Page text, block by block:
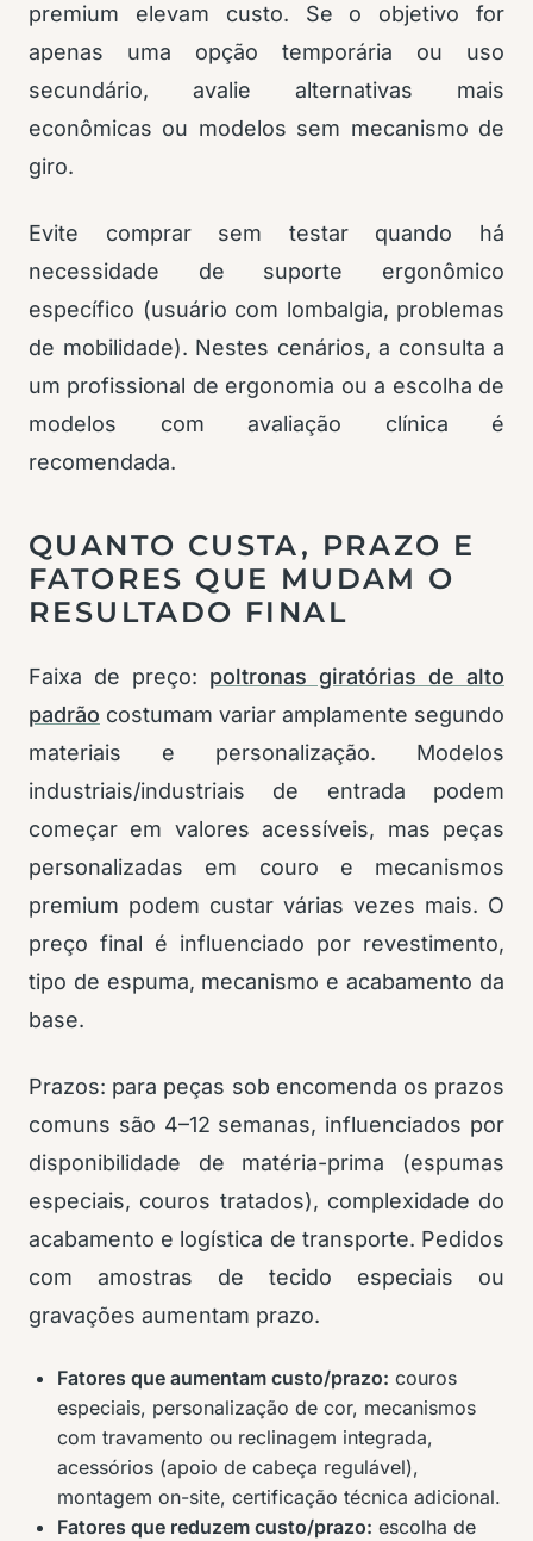
premium elevam custo. Se o objetivo for
apenas uma opção temporária ou uso
secundário, avalie alternativas mais
econômicas ou modelos sem mecanismo de
giro.
Evite comprar sem testar quando há
necessidade de suporte ergonômico
específico (usuário com lombalgia, problemas
de mobilidade). Nestes cenários, a consulta a
um profissional de ergonomia ou a escolha de
modelos com avaliação clínica é
recomendada.
QUANTO CUSTA, PRAZO E
FATORES QUE MUDAM O
RESULTADO FINAL
Faixa de preço: poltronas giratórias de alto
padrão costumam variar amplamente segundo
materiais e personalização. Modelos
industriais/industriais de entrada podem
começar em valores acessíveis, mas peças
personalizadas em couro e mecanismos
premium podem custar várias vezes mais. O
preço final é influenciado por revestimento,
tipo de espuma, mecanismo e acabamento da
base.
Prazos: para peças sob encomenda os prazos
comuns são 4–12 semanas, influenciados por
disponibilidade de matéria-prima (espumas
especiais, couros tratados), complexidade do
acabamento e logística de transporte. Pedidos
com amostras de tecido especiais ou
gravações aumentam prazo.
Fatores que aumentam custo/prazo: couros
especiais, personalização de cor, mecanismos
com travamento ou reclinagem integrada,
acessórios (apoio de cabeça regulável),
montagem on-site, certificação técnica adicional.
Fatores que reduzem custo/prazo: escolha de